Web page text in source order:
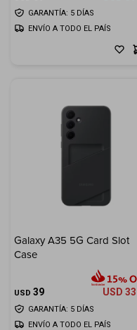
GARANTÍA: 5 DÍAS
ENVÍO A TODO EL PAÍS
Galaxy A35 5G Card Slot
Case
USD 39 USD 33
GARANTÍA: 5 DÍAS
ENVÍO A TODO EL PAÍS